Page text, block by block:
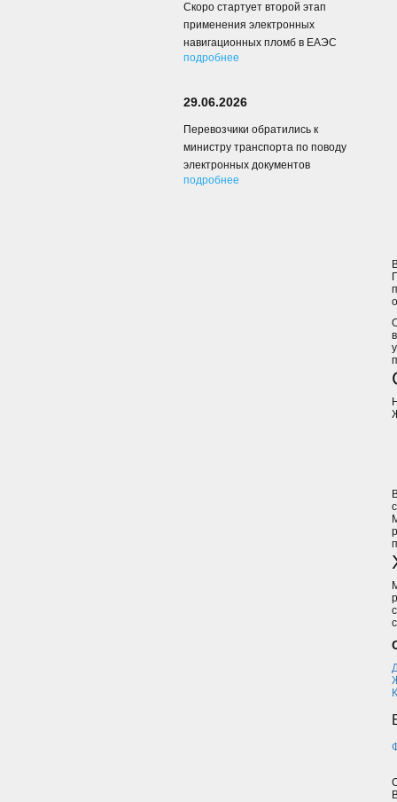
Скоро стартует второй этап
применения электронных
навигационных пломб в ЕАЭС
подробнее
29.06.2026
Перевозчики обратились к
министру транспорта по поводу
электронных документов
подробнее